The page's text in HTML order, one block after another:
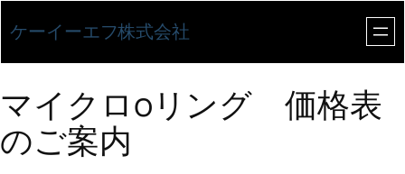
ス
キ
ケーイーエフ株式会社
マイクロoリング 価格表
のご案内